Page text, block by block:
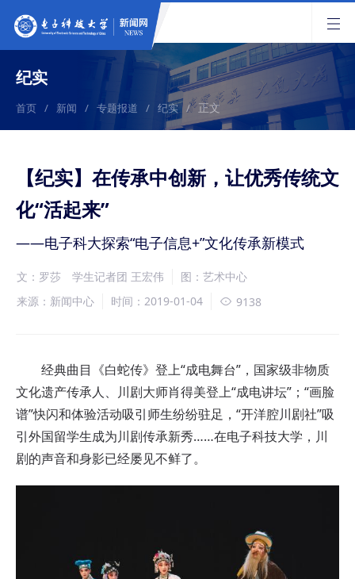
纪实
首页 / 新闻 / 专题报道 / 纪实 / 正文
【纪实】在传承中创新，让优秀传统文
化“活起来”
——电子科大探索“电子信息+”文化传承新模式
文：罗莎 学生记者团 王宏伟
图：艺术中心
来源：新闻中心
时间：2019-01-04 9138
经典曲目《白蛇传》登上“成电舞台”，国家级非物质
文化遗产传承人、川剧大师肖得美登上“成电讲坛”；“画脸
谱”快闪和体验活动吸引师生纷纷驻足，“开洋腔川剧社”吸
引外国留学生成为川剧传承新秀……在电子科技大学，川
剧的声音和身影已经屡见不鲜了。